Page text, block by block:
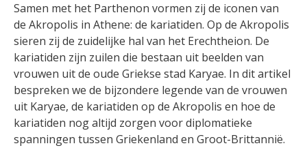
Samen met het Parthenon vormen zij de iconen van
de Akropolis in Athene: de kariatiden. Op de Akropolis
sieren zij de zuidelijke hal van het Erechtheion. De
kariatiden zijn zuilen die bestaan uit beelden van
vrouwen uit de oude Griekse stad Karyae. In dit artikel
bespreken we de bijzondere legende van de vrouwen
uit Karyae, de kariatiden op de Akropolis en hoe de
kariatiden nog altijd zorgen voor diplomatieke
spanningen tussen Griekenland en Groot-Brittannië.